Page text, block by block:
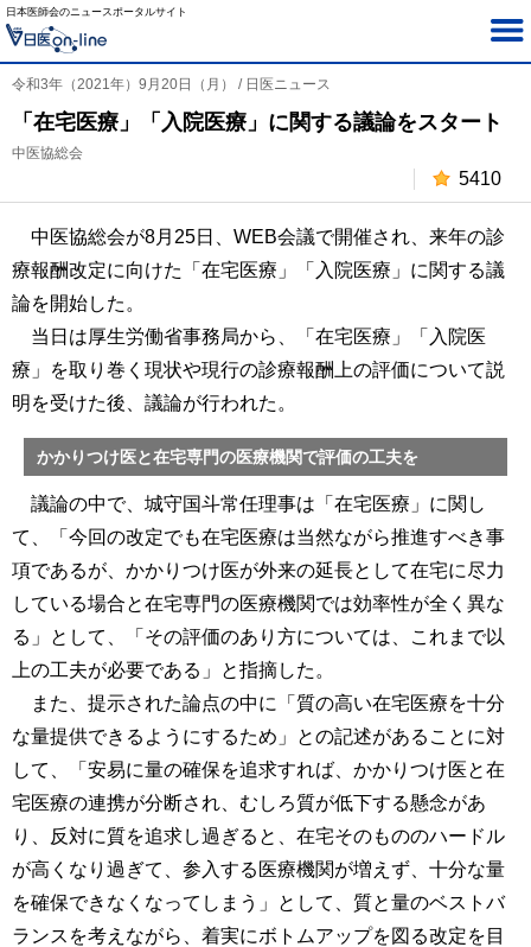
日本医師会のニュースポータルサイト
令和3年（2021年）9月20日（月） / 日医ニュース
「在宅医療」「入院医療」に関する議論をスタート
中医協総会
5410
中医協総会が8月25日、WEB会議で開催され、来年の診
療報酬改定に向けた「在宅医療」「入院医療」に関する議
論を開始した。
当日は厚生労働省事務局から、「在宅医療」「入院医
療」を取り巻く現状や現行の診療報酬上の評価について説
明を受けた後、議論が行われた。
かかりつけ医と在宅専門の医療機関で評価の工夫を
議論の中で、城守国斗常任理事は「在宅医療」に関し
て、「今回の改定でも在宅医療は当然ながら推進すべき事
項であるが、かかりつけ医が外来の延長として在宅に尽力
している場合と在宅専門の医療機関では効率性が全く異な
る」として、「その評価のあり方については、これまで以
上の工夫が必要である」と指摘した。
また、提示された論点の中に「質の高い在宅医療を十分
な量提供できるようにするため」との記述があることに対
して、「安易に量の確保を追求すれば、かかりつけ医と在
宅医療の連携が分断され、むしろ質が低下する懸念があ
り、反対に質を追求し過ぎると、在宅そのもののハードル
が高くなり過ぎて、参入する医療機関が増えず、十分な量
を確保できなくなってしまう」として、質と量のベストバ
ランスを考えながら、着実にボトムアップを図る改定を目